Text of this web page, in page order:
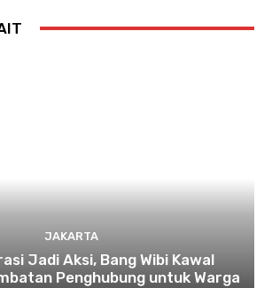
JAKARTA
Jadi Aksi, Bang Wibi Kawal
Penghubung untuk Warga